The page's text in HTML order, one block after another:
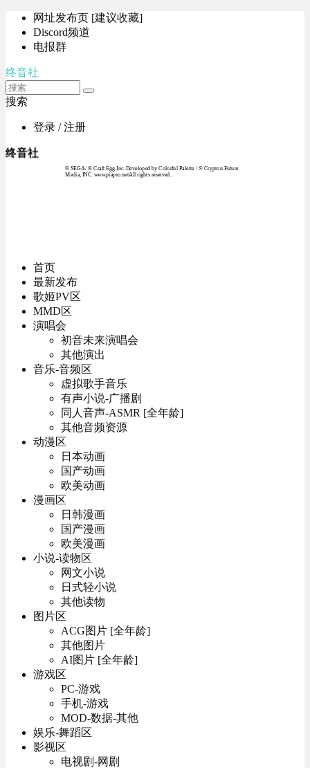
网址发布页 [建议收藏]
Discord频道
电报群
终音社
搜索
登录 / 注册
终音社
© SEGA / © Craft Egg Inc. Developed by Colorful Palette / © Crypton Future
Media, INC. www.piapro.netAll rights reserved.
首页
最新发布
歌姬PV区
MMD区
演唱会
初音未来演唱会
其他演出
音乐-音频区
虚拟歌手音乐
有声小说-广播剧
同人音声-ASMR [全年龄]
其他音频资源
动漫区
日本动画
国产动画
欧美动画
漫画区
日韩漫画
国产漫画
欧美漫画
小说-读物区
网文小说
日式轻小说
其他读物
图片区
ACG图片 [全年龄]
其他图片
AI图片 [全年龄]
游戏区
PC-游戏
手机-游戏
MOD-数据-其他
娱乐-舞蹈区
影视区
电视剧-网剧